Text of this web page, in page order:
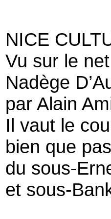
NICE
Vu sur le
Nadège
par Alain
Il vaut le
bien que
du sous-
et sous-